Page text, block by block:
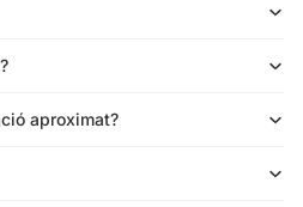
aproximat?